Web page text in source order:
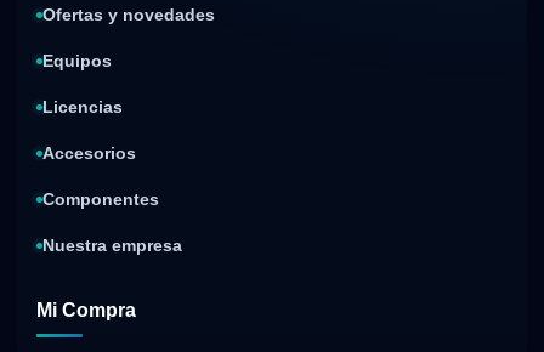
Ofertas y novedades
Equipos
Licencias
Accesorios
Componentes
Nuestra empresa
Mi Compra